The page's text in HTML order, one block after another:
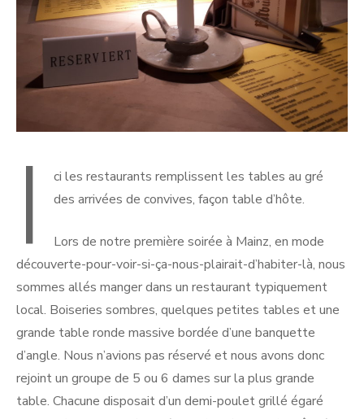
I
ci les restaurants remplissent les tables au gré
des arrivées de convives, façon table d’hôte.
Lors de notre première soirée à Mainz, en mode
découverte-pour-voir-si-ça-nous-plairait-d’habiter-là, nous
sommes allés manger dans un restaurant typiquement
local. Boiseries sombres, quelques petites tables et une
grande table ronde massive bordée d’une banquette
d’angle. Nous n’avions pas réservé et nous avons donc
rejoint un groupe de 5 ou 6 dames sur la plus grande
table. Chacune disposait d’un demi-poulet grillé égaré